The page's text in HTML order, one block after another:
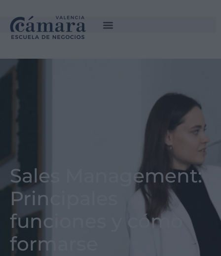
Sales Management:
Principales
funciones y cómo
formarse